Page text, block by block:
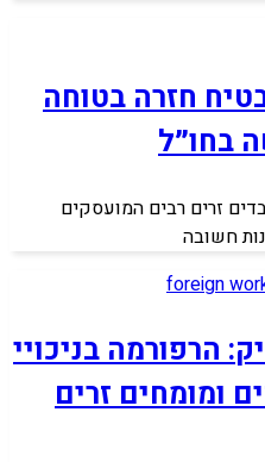
חזרה בטוחה
בחו״ל
זרים רבים המועסקים
חשובה
הרפורמה בניכויי
ומומחים זרים